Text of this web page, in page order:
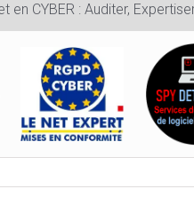
en CYBER : Auditer,